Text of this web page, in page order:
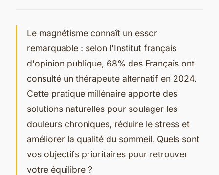
Le magnétisme connaît un essor
remarquable : selon l'Institut français
d'opinion publique, 68% des Français ont
consulté un thérapeute alternatif en 2024.
Cette pratique millénaire apporte des
solutions naturelles pour soulager les
douleurs chroniques, réduire le stress et
améliorer la qualité du sommeil. Quels sont
vos objectifs prioritaires pour retrouver
votre équilibre ?